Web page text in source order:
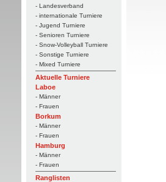
- Landesverband
- internationale Turniere
- Jugend Turniere
- Senioren Turniere
- Snow-Volleyball Turniere
- Sonstige Turniere
- Mixed Turniere
Aktuelle Turniere
Laboe
- Männer
- Frauen
Borkum
- Männer
- Frauen
Hamburg
- Männer
- Frauen
Ranglisten